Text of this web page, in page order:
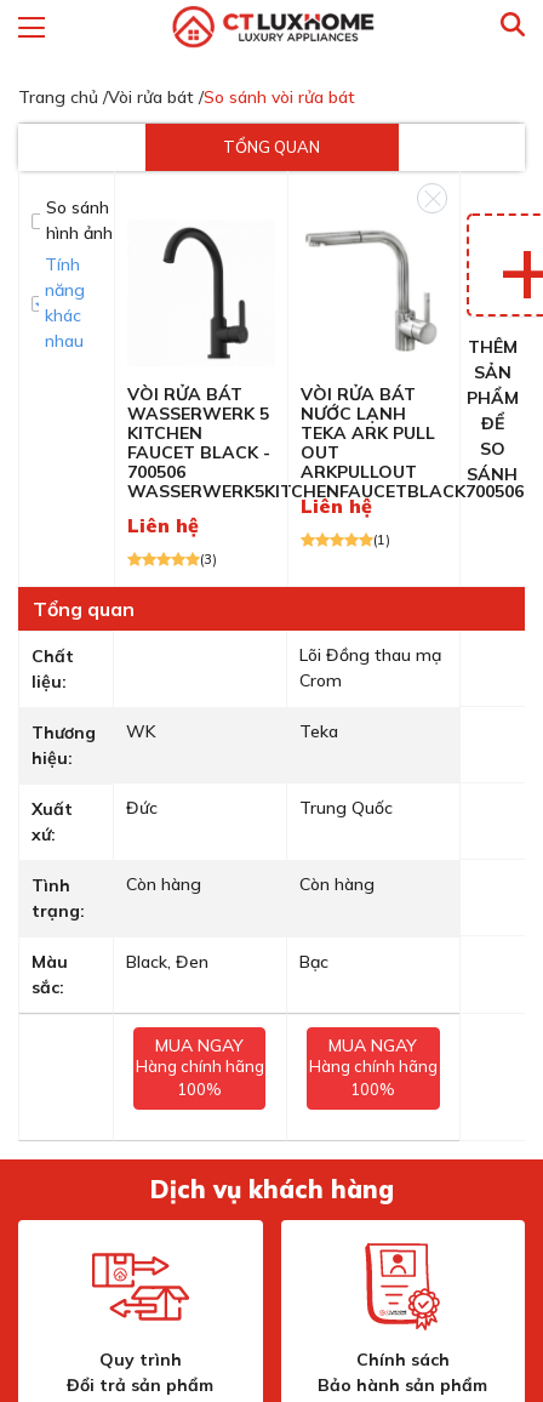
Trang chủ /Vòi rửa bát /So sánh vòi rửa bát
TỔNG QUAN
So sánh
hình ảnh
Tính
năng
khác
nhau
VÒI RỬA BÁT
WASSERWERK 5
KITCHEN
FAUCET BLACK -
700506
WASSERWERK5KITCHENFAUCETBLACK700506
Liên hệ
(3)
VÒI RỬA BÁT
NƯỚC LẠNH
TEKA ARK PULL
OUT
ARKPULLOUT
Liên hệ
(1)
THÊM
SẢN
PHẨM
ĐỂ
SO
SÁNH
Tổng quan
Chất
liệu:
Lõi Đồng thau mạ
Crom
Thương
hiệu:
WK Teka
Xuất
xứ:
Đức Trung Quốc
Tình
trạng:
Còn hàng Còn hàng
Màu
sắc:
Black, Đen Bạc
MUA NGAY
Hàng chính hãng
100%
MUA NGAY
Hàng chính hãng
100%
Dịch vụ khách hàng
Quy trình
Đổi trả sản phẩm
Chính sách
Bảo hành sản phẩm